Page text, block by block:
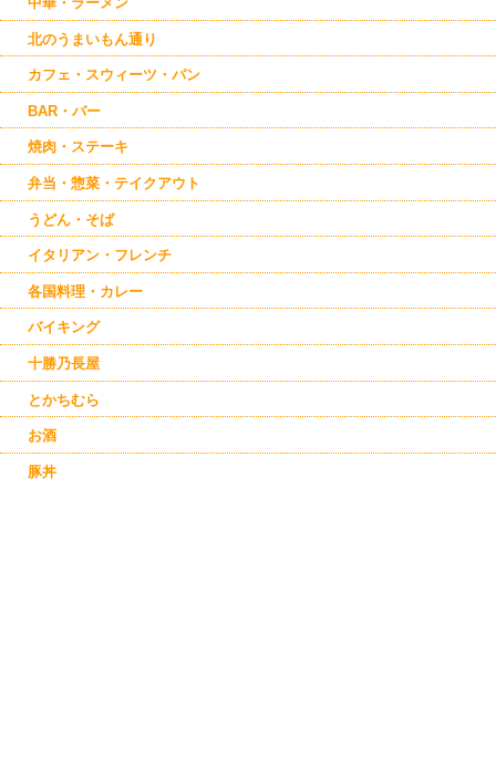
北のうまいもん通り
カフェ・スウィーツ・パン
BAR・バー
焼肉・ステーキ
弁当・惣菜・テイクアウト
うどん・そば
イタリアン・フレンチ
各国料理・カレー
バイキング
十勝乃長屋
とかちむら
お酒
豚丼